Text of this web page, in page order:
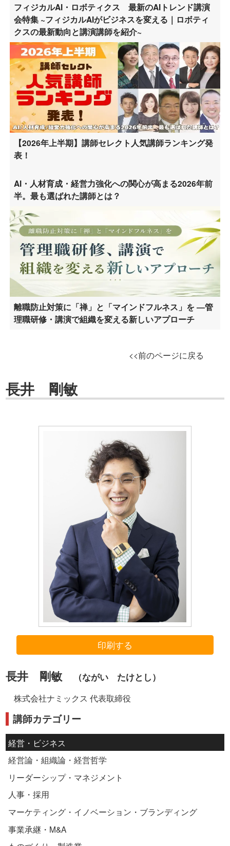
フィジカルAI・ロボティクス 最新のAIトレンド講演
会特集 ~フィジカルAIがビジネスを変える｜ロボティ
クスの最新動向と講演講師を紹介~
【2026年上半期】講師セレクト人気講師ランキング発
表！
AI・人材育成・経営力強化への関心が高まる2026年前
半。最も選ばれた講師とは？
離職防止対策に「禅」と「マインドフルネス」を ―管
理職研修・講演で組織を変える新しいアプローチ
<<前のページに戻る
長井 剛敏
印刷する
長井 剛敏 （ながい たけとし）
株式会社ナミックス 代表取締役
講師カテゴリー
経営・ビジネス
経営論・組織論・経営哲学
リーダーシップ・マネジメント
人事・採用
マーケティング・イノベーション・ブランディング
事業承継・M&A